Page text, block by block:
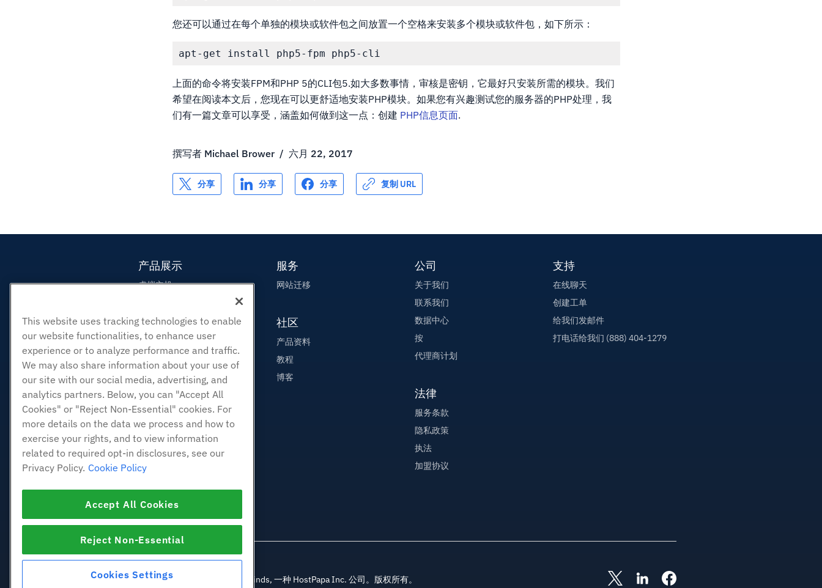
您还可以通过在每个单独的模块或软件包之间放置一个空格来安装多个模块或软件包，如下所示：
上面的命令将安装FPM和PHP 5的CLI包5.如大多数事情，审核是密钥，它最好只安装所需的模块。我们
希望在阅读本文后，您现在可以更舒适地安装PHP模块。如果您有兴趣测试您的服务器的PHP处理，我
们有一篇文章可以享受，涵盖如何做到这一点：创建 PHP信息页面.
撰写者 Michael Brower / 六月 22, 2017
分享 分享 分享 复制 URL
产品展示
虚拟主机
转销商托管
白标经销商
管理Linux VPS
非托管Linux VPS
管理Windows. VPS
非托管Windows VPS
云服务器
负载均衡器
服务
网站迁移
社区
产品资料
教程
博客
公司
关于我们
联系我们
数据中心
按
代理商计划
法律
服务条款
隐私政策
执法
加盟协议
支持
在线聊天
创建工单
给我们发邮件
打电话给我们 (888) 404-1279
© 2010-2026 Hostwinds, 一种 HostPapa Inc. 公司。版权所有。
This website uses tracking technologies to enable
our website functionalities, to enhance user
experience or to analyze performance and traffic.
We may also share information about your use of
our site with our social media, advertising, and
analytics partners. Below, you can "Accept All
Cookies" or "Reject Non-Essential" cookies. For
more details on the data we process and how to
exercise your rights, and to view information
related to required opt-in disclosures, see our
Privacy Policy. Cookie Policy
Accept All Cookies
Reject Non-Essential
Cookies Settings